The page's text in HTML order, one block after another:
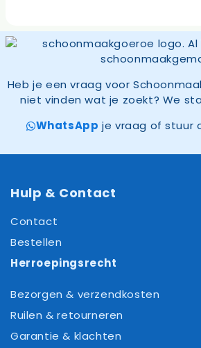
Heb je een vraag voor
niet vinden wat je zoekt? We
WhatsApp je vraag of stuur
Hulp & Contact
Contact
Bestellen
Herroepingsrecht
Bezorgen & verzendkosten
Ruilen & retourneren
Garantie & klachten